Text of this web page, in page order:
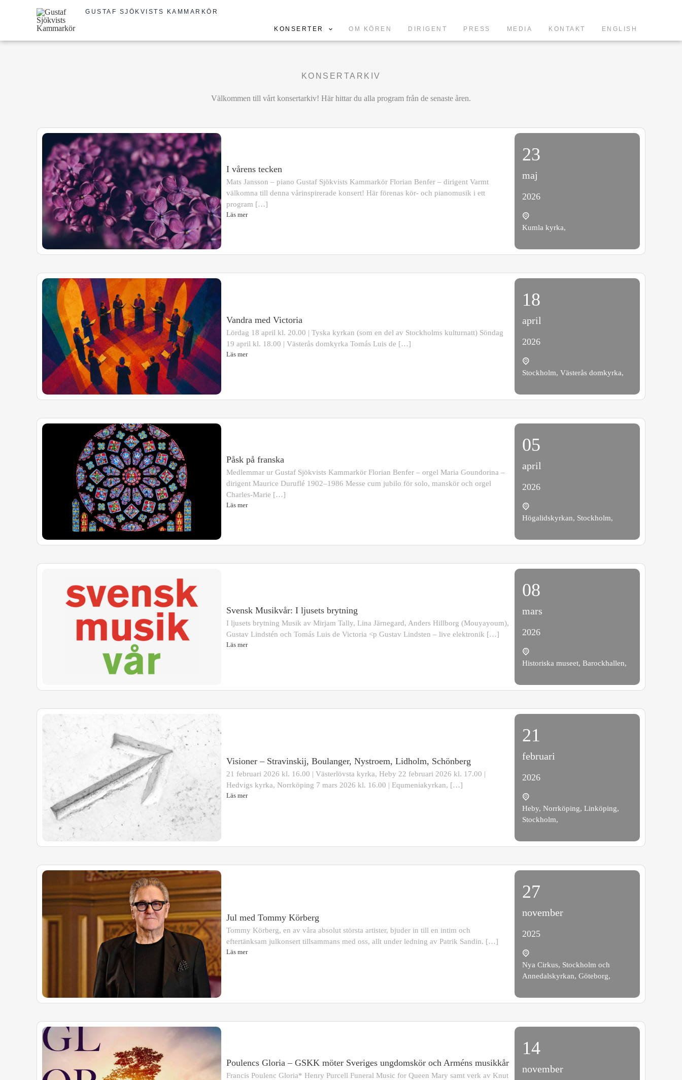
GUSTAF SJÖKVISTS KAMMARKÖR
KONSERTER OM KÖREN DIRIGENT PRESS MEDIA KONTAKT ENGLISH
KONSERTARKIV
Välkommen till vårt konsertarkiv! Här hittar du alla program från de senaste åren.
I vårens tecken
Mats Jansson – piano Gustaf Sjökvists Kammarkör Florian Benfer – dirigent Varmt
välkomna till denna vårinspirerade konsert! Här förenas kör- och pianomusik i ett
program […]
Läs mer
23
maj
2026
Kumla kyrka,
Vandra med Victoria
Lördag 18 april kl. 20.00 | Tyska kyrkan (som en del av Stockholms kulturnatt) Söndag
19 april kl. 18.00 | Västerås domkyrka Tomás Luis de […]
Läs mer
18
april
2026
Stockholm, Västerås domkyrka,
Påsk på franska
Medlemmar ur Gustaf Sjökvists Kammarkör Florian Benfer – orgel Maria Goundorina –
dirigent Maurice Duruflé 1902–1986 Messe cum jubilo för solo, manskör och orgel
Charles-Marie […]
Läs mer
05
april
2026
Högalidskyrkan, Stockholm,
Svensk Musikvår: I ljusets brytning
I ljusets brytning Musik av Mirjam Tally, Lina Järnegard, Anders Hillborg (Mouyayoum),
Gustav Lindstén och Tomás Luis de Victoria <p Gustav Lindsten – live elektronik […]
Läs mer
08
mars
2026
Historiska museet, Barockhallen,
Visioner – Stravinskij, Boulanger, Nystroem, Lidholm, Schönberg
21 februari 2026 kl. 16.00 | Västerlövsta kyrka, Heby 22 februari 2026 kl. 17.00 |
Hedvigs kyrka, Norrköping 7 mars 2026 kl. 16.00 | Equmeniakyrkan, […]
Läs mer
21
februari
2026
Heby, Norrköping, Linköping,
Stockholm,
Jul med Tommy Körberg
Tommy Körberg, en av våra absolut största artister, bjuder in till en intim och
eftertänksam julkonsert tillsammans med oss, allt under ledning av Patrik Sandin. […]
Läs mer
27
november
2025
Nya Cirkus, Stockholm och
Annedalskyrkan, Göteborg,
Poulencs Gloria – GSKK möter Sveriges ungdomskör och Arméns musikkår
Francis Poulenc Gloria* Henry Purcell Funeral Music for Queen Mary samt verk av Knut
14
november